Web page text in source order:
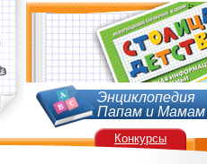
Энциклопедия
Папам и Мамам
Конкурсы